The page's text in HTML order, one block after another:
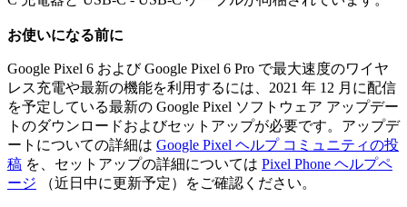
お使いになる前に
Google Pixel 6 および Google Pixel 6 Pro で最大速度のワイヤ
レス充電や最新の機能を利用するには、2021 年 12 月に配信
を予定している最新の Google Pixel ソフトウェア アップデー
トのダウンロードおよびセットアップが必要です。アップデ
ートについての詳細は Google Pixel ヘルプ コミュニティの投
稿 を、セットアップの詳細については Pixel Phone ヘルプペ
ージ （近日中に更新予定）をご確認ください。